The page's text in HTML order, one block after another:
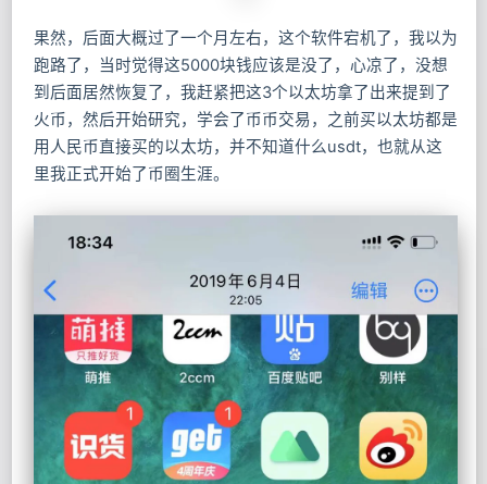
果然，后面大概过了一个月左右，这个软件宕机了，我以为
跑路了，当时觉得这5000块钱应该是没了，心凉了，没想
到后面居然恢复了，我赶紧把这3个以太坊拿了出来提到了
火币，然后开始研究，学会了币币交易，之前买以太坊都是
用人民币直接买的以太坊，并不知道什么usdt，也就从这
里我正式开始了币圈生涯。